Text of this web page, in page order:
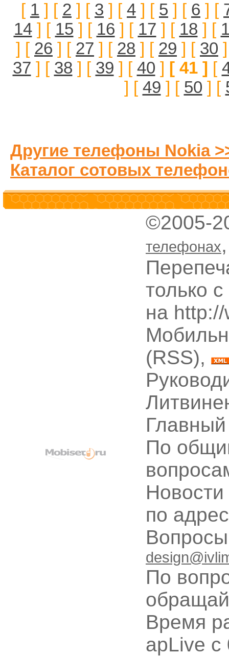
[ 1 ] [ 2 ] [ 3 ] [ 4 ] [ 5 ] [ 6 ] [
14] [ 15 ] [ 16 ] [ 17 ] [ 18 ] [
] [ 26 ] [ 27 ] [ 28 ] [ 29 ] [ 30
37 ] [ 38 ] [ 39 ] [ 40 ] [ 41 ] [
] [ 49 ] [ 50 ] [
Другие телефоны Nokia
Каталог сотовых
©2005-
телефонах
только
на
(RSS),
По
по
По
Время
apLive c